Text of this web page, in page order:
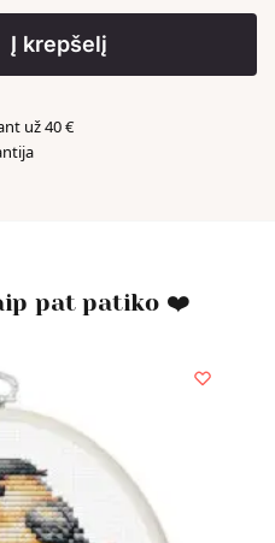
Į krepšelį
už 40 €
pat patiko ❤️